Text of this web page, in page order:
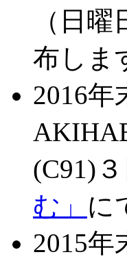
（日
布しま
2016
(C91)
む」 に
2015